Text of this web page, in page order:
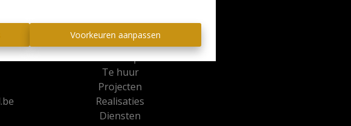
Voorkeuren aanpassen
Sitemap
Te koop
Te huur
Projecten
Realisaties
Diensten